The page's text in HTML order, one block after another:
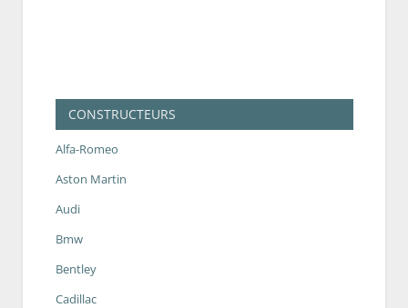
CONSTRUCTEURS
Alfa-Romeo
Aston Martin
Audi
Bmw
Bentley
Cadillac